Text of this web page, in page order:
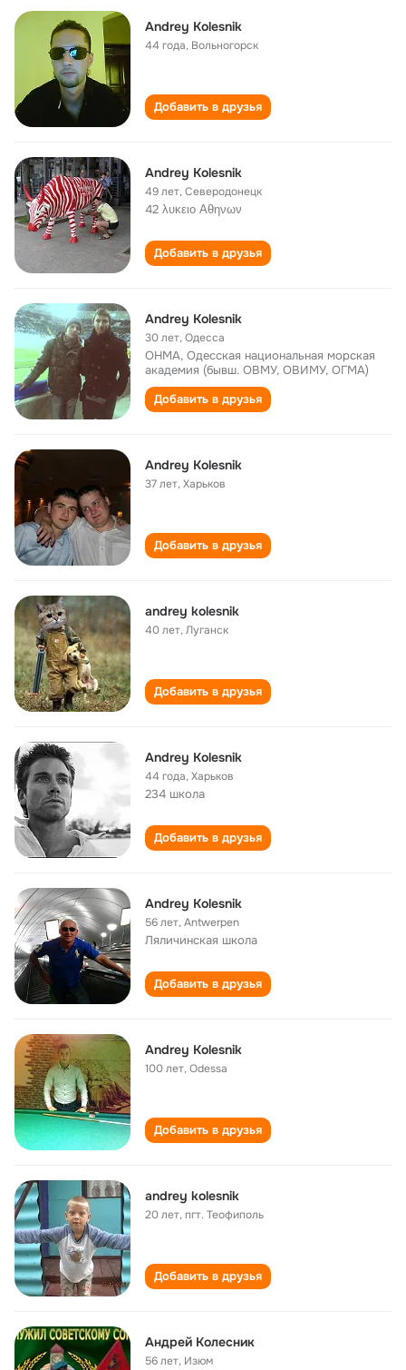
Andrey Kolesnik
44 года, Вольногорск
Добавить в друзья
Andrey Kolesnik
49 лет,Северодонецк
42 λυκειο Αθηνων
Добавить в друзья
Andrey Kolesnik
30 лет,Одесса
ОНМА, Одесская национальная морская
академия (бывш. ОВМУ, ОВИМУ, ОГМА)
Добавить в друзья
Andrey Kolesnik
37 лет,Харьков
Добавить в друзья
andrey kolesnik
40 лет,Луганск
Добавить в друзья
Andrey Kolesnik
44 года,Харьков
234 школа
Добавить в друзья
Andrey Kolesnik
56 лет,Antwerpen
Ляличинская школа
Добавить в друзья
Andrey Kolesnik
100 лет,Odessa
Добавить в друзья
andrey kolesnik
20 лет,пгт. Теофиполь
Добавить в друзья
Андрей Колесник
56 лет, Изюм